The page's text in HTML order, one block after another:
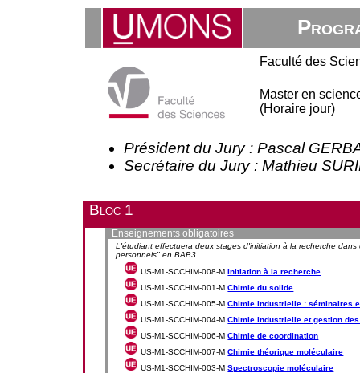
Faculté des
Master en
(Horaire jour)
Président du Jury : Pascal
Secrétaire du Jury : Mathieu
Bloc 1
Enseignements obligatoires
L'étudiant effectuera deux stages d'initiation à la recherche
personnels" en BAB3.
US-M1-SCCHIM-008-MInitiation à la recherche
US-M1-SCCHIM-001-MChimie du solide
US-M1-SCCHIM-005-MChimie industrielle : séminaires
US-M1-SCCHIM-004-MChimie industrielle et gestion
US-M1-SCCHIM-006-MChimie de coordination
US-M1-SCCHIM-007-MChimie théorique moléculaire
US-M1-SCCHIM-003-MSpectroscopie moléculaire